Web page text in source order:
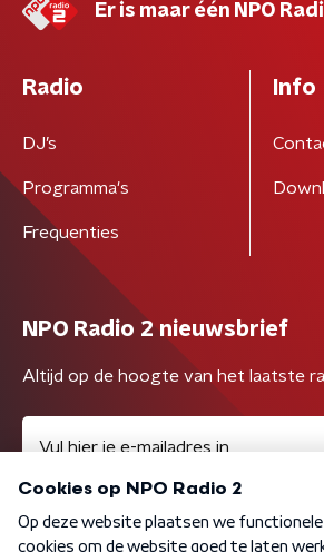
Er is maar één NPO
Radio
DJ’s
Programma's
Frequenties
Info
NPO Radio 2 nieuwsbrief
Altijd op de hoogte van het laatste